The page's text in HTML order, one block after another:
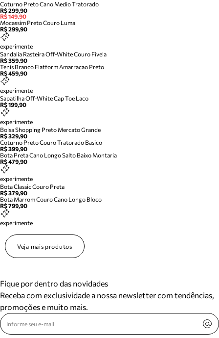
Coturno Preto Cano Medio Tratorado
R$ 299,90
R$ 149,90
Mocassim Preto Couro Luma
R$ 299,90
experimente
Sandalia Rasteira Off-White Couro Fivela
R$ 359,90
Tenis Branco Flatform Amarracao Preto
R$ 459,90
experimente
Sapatilha Off-White Cap Toe Laco
R$ 199,90
experimente
Bolsa Shopping Preto Mercato Grande
R$ 329,90
Coturno Preto Couro Tratorado Basico
R$ 399,90
Bota Preta Cano Longo Salto Baixo Montaria
R$ 479,90
experimente
Bota Classic Couro Preta
R$ 379,90
Bota Marrom Couro Cano Longo Bloco
R$ 799,90
experimente
Veja mais produtos
Fique por dentro das novidades
Receba com exclusividade a nossa newsletter com tendências,
promoções e muito mais.